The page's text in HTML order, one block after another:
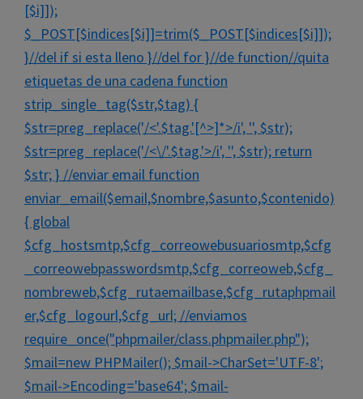
[$i]]);
$_POST[$indices[$i]]=trim($_POST[$indices[$i]]);
}//del if si esta lleno }//del for }//de function//quita
etiquetas de una cadena function
strip_single_tag($str,$tag) {
$str=preg_replace('/<'.$tag.'[^>]*>/i', '', $str);
$str=preg_replace('/<\/'.$tag.'>/i', '', $str); return
$str; } //enviar email function
enviar_email($email,$nombre,$asunto,$contenido)
{ global
$cfg_hostsmtp,$cfg_correowebusuariosmtp,$cfg
_correowebpasswordsmtp,$cfg_correoweb,$cfg_
nombreweb,$cfg_rutaemailbase,$cfg_rutaphpmail
er,$cfg_logourl,$cfg_url; //enviamos
require_once("phpmailer/class.phpmailer.php");
$mail=new PHPMailer(); $mail->CharSet='UTF-8';
$mail->Encoding='base64'; $mail-